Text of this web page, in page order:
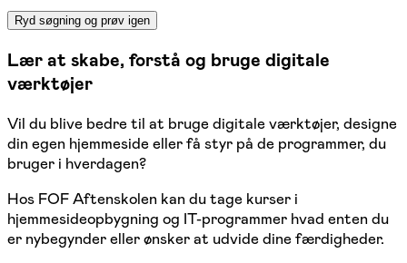
Ryd søgning og prøv igen
Lær at skabe, forstå og bruge digitale
værktøjer
Vil du blive bedre til at bruge digitale værktøjer, designe
din egen hjemmeside eller få styr på de programmer, du
bruger i hverdagen?
Hos FOF Aftenskolen kan du tage kurser i
hjemmesideopbygning og IT-programmer hvad enten du
er nybegynder eller ønsker at udvide dine færdigheder.